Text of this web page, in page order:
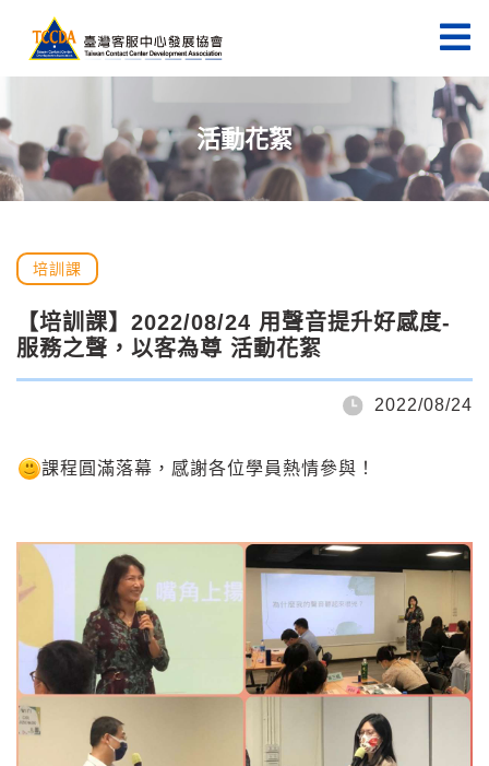
活動花絮
培訓課
【培訓課】2022/08/24 用聲音提升好感度-
服務之聲，以客為尊 活動花絮
2022/08/24
課程圓滿落幕，感謝各位學員熱情參與！